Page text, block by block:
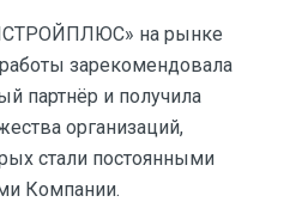
на рынке
зарекомендовала
партнёр и получила
организаций,
стали постоянными
Компании.